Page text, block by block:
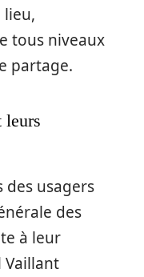
lieu,
tous niveaux
partage.
leurs
des usagers
des
à leur
Vaillant